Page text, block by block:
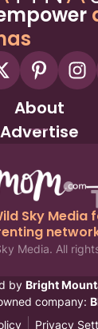
About
Advertise
Sky Media
Media. All
by Bright
company:
Privacy